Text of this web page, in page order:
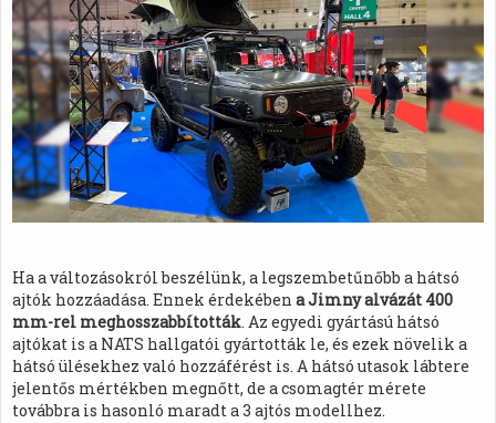
Ha a változásokról beszélünk, a legszembetűnőbb a hátsó
ajtók hozzáadása. Ennek érdekében a Jimny alvázát 400
mm-rel meghosszabbították. Az egyedi gyártású hátsó
ajtókat is a NATS hallgatói gyártották le, és ezek növelik a
hátsó ülésekhez való hozzáférést is. A hátsó utasok lábtere
jelentős mértékben megnőtt, de a csomagtér mérete
továbbra is hasonló maradt a 3 ajtós modellhez.